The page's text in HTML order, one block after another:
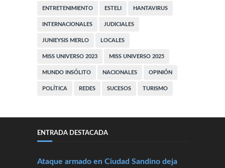
ENTRETENIMIENTO ESTELI HANTAVIRUS
INTERNACIONALES JUDICIALES
JUNIEYSIS MERLO LOCALES
MISS UNIVERSO 2023 MISS UNIVERSO 2025
MUNDO INSÓLITO NACIONALES OPINIÓN
POLÍTICA REDES SUCESOS TURISMO
ENTRADA DESTACADA
Ataque armado en Ciudad Sandino deja